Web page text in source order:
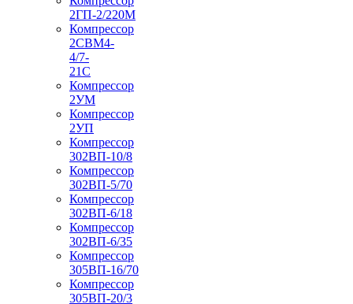
2ГП-2/220М
Компрессор
2СВМ4-
4/7-
21С
Компрессор
2УМ
Компрессор
2УП
Компрессор
302ВП-10/8
Компрессор
302ВП-5/70
Компрессор
302ВП-6/18
Компрессор
302ВП-6/35
Компрессор
305ВП-16/70
Компрессор
305ВП-20/3